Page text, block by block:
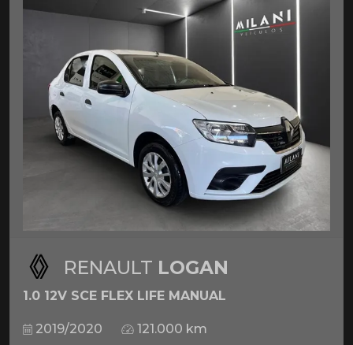
RENAULT LOGAN
1.0 12V SCE FLEX LIFE MANUAL
2019/2020 121.000 km